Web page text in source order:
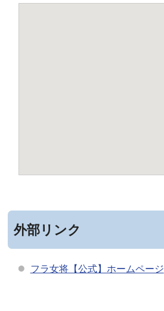
外部リンク
フラ女将【公式】ホームページ